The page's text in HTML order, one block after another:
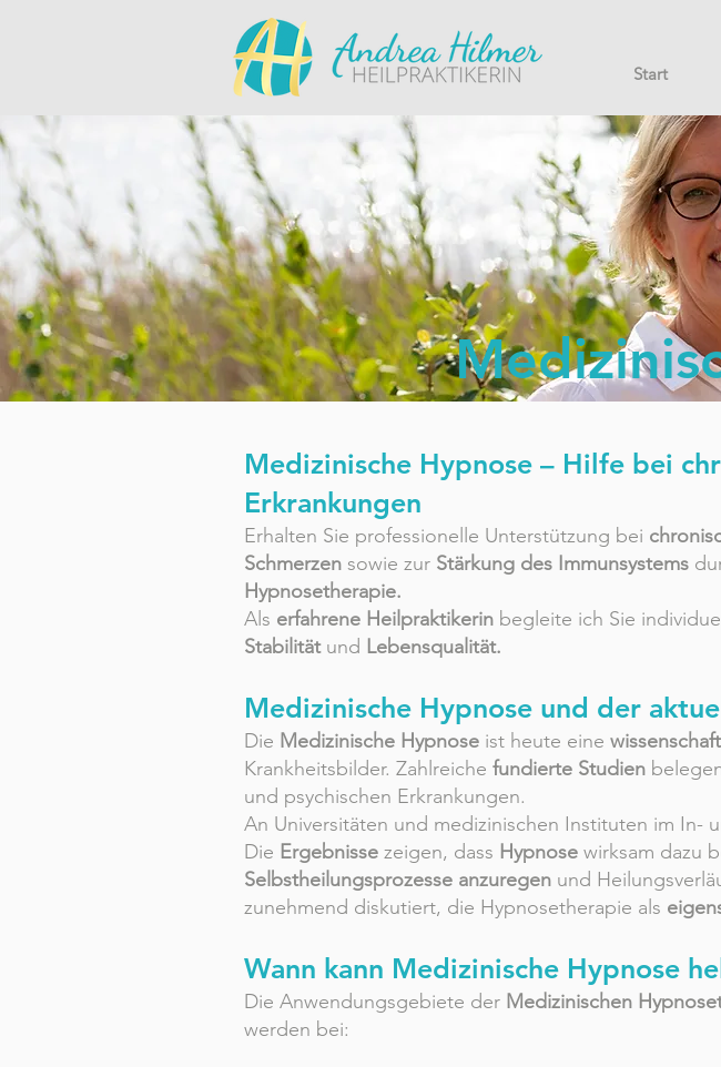
Start
Medizinische Hypnose – Hilfe bei
Erkrankungen
Erhalten Sie professionelle Unterstützung bei
Schmerzen sowie zur Stärkung des Immunsystems
Hypnosetherapie.
Als erfahrene Heilpraktikerin begleite ich Sie
Stabilitätund Lebensqualität.
Medizinische Hypnose und der
Die Medizinische Hypnose ist heute eine
Krankheitsbilder. Zahlreiche fundierte Studien
und psychischen Erkrankungen.
An Universitäten und medizinischen Instituten im In-
Die Ergebnisse zeigen, dass Hypnose wirksam dazu
Selbstheilungsprozesse anzuregen und
zunehmend diskutiert, die Hypnosetherapie als
Wann kann Medizinische Hypnose
Die Anwendungsgebiete der Medizinischen
werden bei: